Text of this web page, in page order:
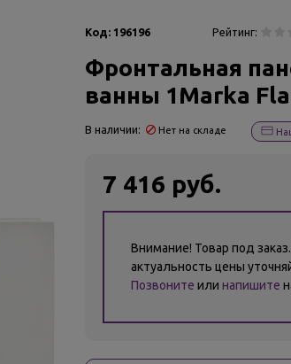
Код: 196196 Рейтинг:
Фронтальная
ванны 1Marka
В наличии: Нет на складе
7 416 руб.
Внимание! Товар под
актуальность цены
Позвоните или напишите